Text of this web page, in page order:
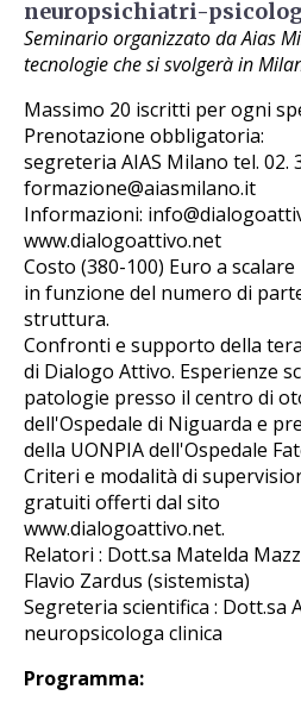
neuropsichiatri-
Seminario organizzato da Aias
tecnologie che si svolgerà in
Massimo 20 iscritti per ogni
Prenotazione obbligatoria:
segreteria AIAS Milano tel. 02.
formazione@aiasmilano.it
Informazioni:
www.dialogoattivo.net
Costo (380-100) Euro a scalare
in funzione del numero di
struttura.
Confronti e supporto della
di Dialogo Attivo. Esperienze
patologie presso il centro di
dell'Ospedale di Niguarda e
della UONPIA dell'Ospedale
Criteri e modalità di
gratuiti offerti dal sito
www.dialogoattivo.net.
Relatori : Dott.sa Matelda
Flavio Zardus (sistemista)
Segreteria scientifica : Dott.sa
neuropsicologa clinica
Programma: